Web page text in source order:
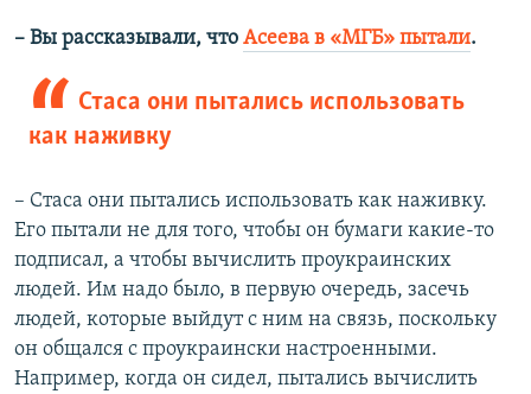
– Вы рассказывали, что Асеева в «​МГБ»​ пытали.
Стаса они пытались использовать
как наживку
– Стаса они пытались использовать как наживку.
Его пытали не для того, чтобы он бумаги какие-то
подписал, а чтобы вычислить проукраинских
людей. Им надо было, в первую очередь, засечь
людей, которые выйдут с ним на связь, поскольку
он общался с проукраински настроенными.
Например, когда он сидел, пытались вычислить